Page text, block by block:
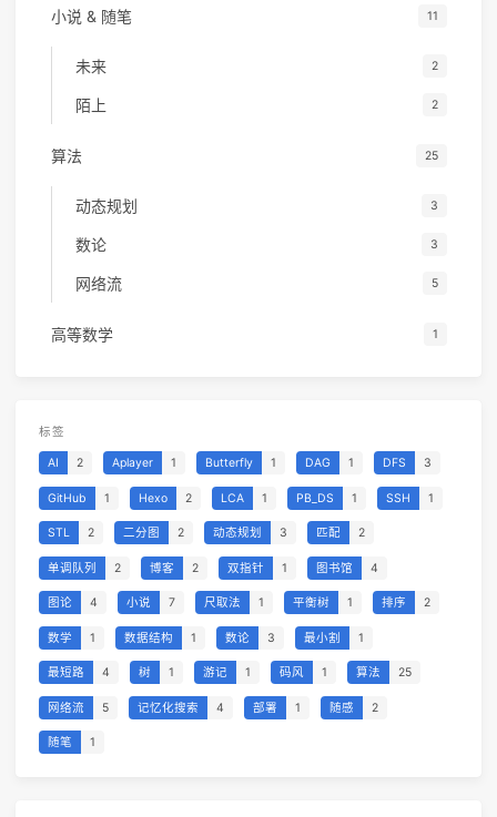
小说 & 随笔 11
未来 2
陌上 2
算法 25
动态规划 3
数论 3
网络流 5
高等数学 1
标签
AI 2 Aplayer 1 Butterfly 1 DAG 1 DFS 3
GitHub 1 Hexo 2 LCA 1 PB_DS 1 SSH 1
STL 2 二分图 2 动态规划 3 匹配 2
单调队列 2 博客 2 双指针 1 图书馆 4
图论 4 小说 7 尺取法 1 平衡树 1 排序 2
数学 1 数据结构 1 数论 3 最小割 1
最短路 4 树 1 游记 1 码风 1 算法 25
网络流 5 记忆化搜索 4 部署 1 随感 2
随笔 1